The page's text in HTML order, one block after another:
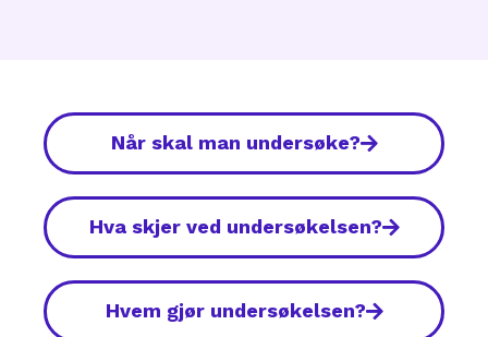
Når skal man undersøke?
Hva skjer ved undersøkelsen?
Hvem gjør undersøkelsen?